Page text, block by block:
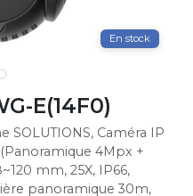
En stock
E(14F0)
SOLUTIONS, Caméra IP
4Mpx +
mm, 25X, IP66,
panoramique 30m,